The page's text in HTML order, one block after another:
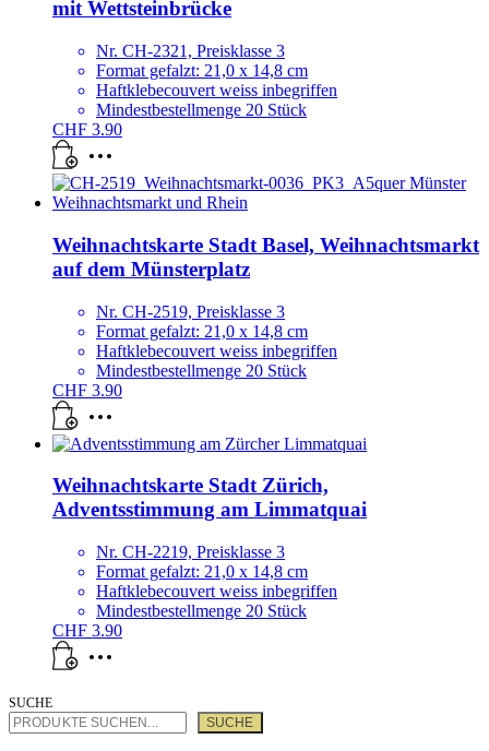
mit Wettsteinbrücke
Nr. CH-2321, Preisklasse 3
Format gefalzt: 21,0 x 14,8 cm
Haftklebecouvert weiss inbegriffen
Mindestbestellmenge 20 Stück
CHF 3.90
Weihnachtskarte Stadt Basel, Weihnachtsmarkt
auf dem Münsterplatz
Nr. CH-2519, Preisklasse 3
Format gefalzt: 21,0 x 14,8 cm
Haftklebecouvert weiss inbegriffen
Mindestbestellmenge 20 Stück
CHF 3.90
Weihnachtskarte Stadt Zürich,
Adventsstimmung am Limmatquai
Nr. CH-2219, Preisklasse 3
Format gefalzt: 21,0 x 14,8 cm
Haftklebecouvert weiss inbegriffen
Mindestbestellmenge 20 Stück
CHF 3.90
SUCHE
SUCHE